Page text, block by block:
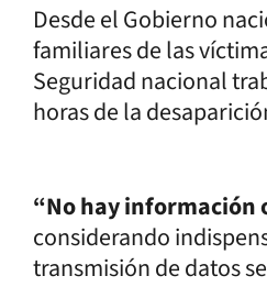
Desde el Gobierno
familiares de las
Seguridad nacional
horas de la
“No hay información
considerando
transmisión de datos